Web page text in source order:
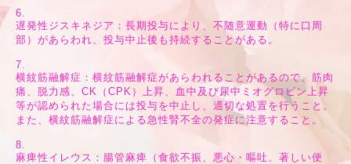
6.
遅発性ジスキネジア：長期投与により、不随意運動（特に口周
部）があらわれ、投与中止後も持続することがある。
7.
横紋筋融解症：横紋筋融解症があらわれることがあるので、筋肉
痛、脱力感、CK（CPK）上昇、血中及び尿中ミオグロビン上昇
等が認められた場合には投与を中止し、適切な処置を行うこと。
また、横紋筋融解症による急性腎不全の発症に注意すること。
8.
麻痺性イレウス：腸管麻痺（食欲不振、悪心・嘔吐、著しい便